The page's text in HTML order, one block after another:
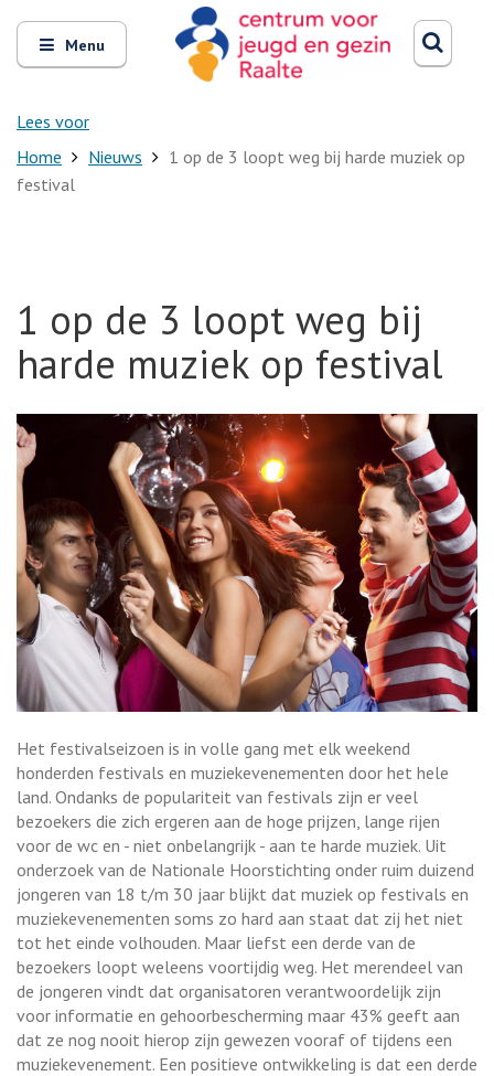
Open
en
sluit
Menu
Lees voor
Zoeken
Home Nieuws
1 op de 3 loopt weg bij harde muziek op
festival
1 op de 3 loopt weg bij
harde muziek op festival
Het festivalseizoen is in volle gang met elk weekend
honderden festivals en muziekevenementen door het hele
land. Ondanks de populariteit van festivals zijn er veel
bezoekers die zich ergeren aan de hoge prijzen, lange rijen
voor de wc en - niet onbelangrijk - aan te harde muziek. Uit
onderzoek van de Nationale Hoorstichting onder ruim duizend
jongeren van 18 t/m 30 jaar blijkt dat muziek op festivals en
muziekevenementen soms zo hard aan staat dat zij het niet
tot het einde volhouden. Maar liefst een derde van de
bezoekers loopt weleens voortijdig weg. Het merendeel van
de jongeren vindt dat organisatoren verantwoordelijk zijn
voor informatie en gehoorbescherming maar 43% geeft aan
dat ze nog nooit hierop zijn gewezen vooraf of tijdens een
muziekevenement. Een positieve ontwikkeling is dat een derde